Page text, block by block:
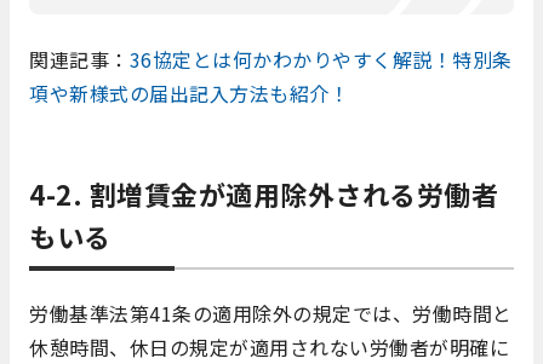
関連記事： 36協定とは何かわかりやすく解説！特別条
項や新様式の届出記入方法も紹介！
4-2. 割増賃金が適用除外される労働者
もいる
労働基準法第41条の適用除外の規定では、労働時間と
休憩時間、休日の規定が適用されない労働者が明確に